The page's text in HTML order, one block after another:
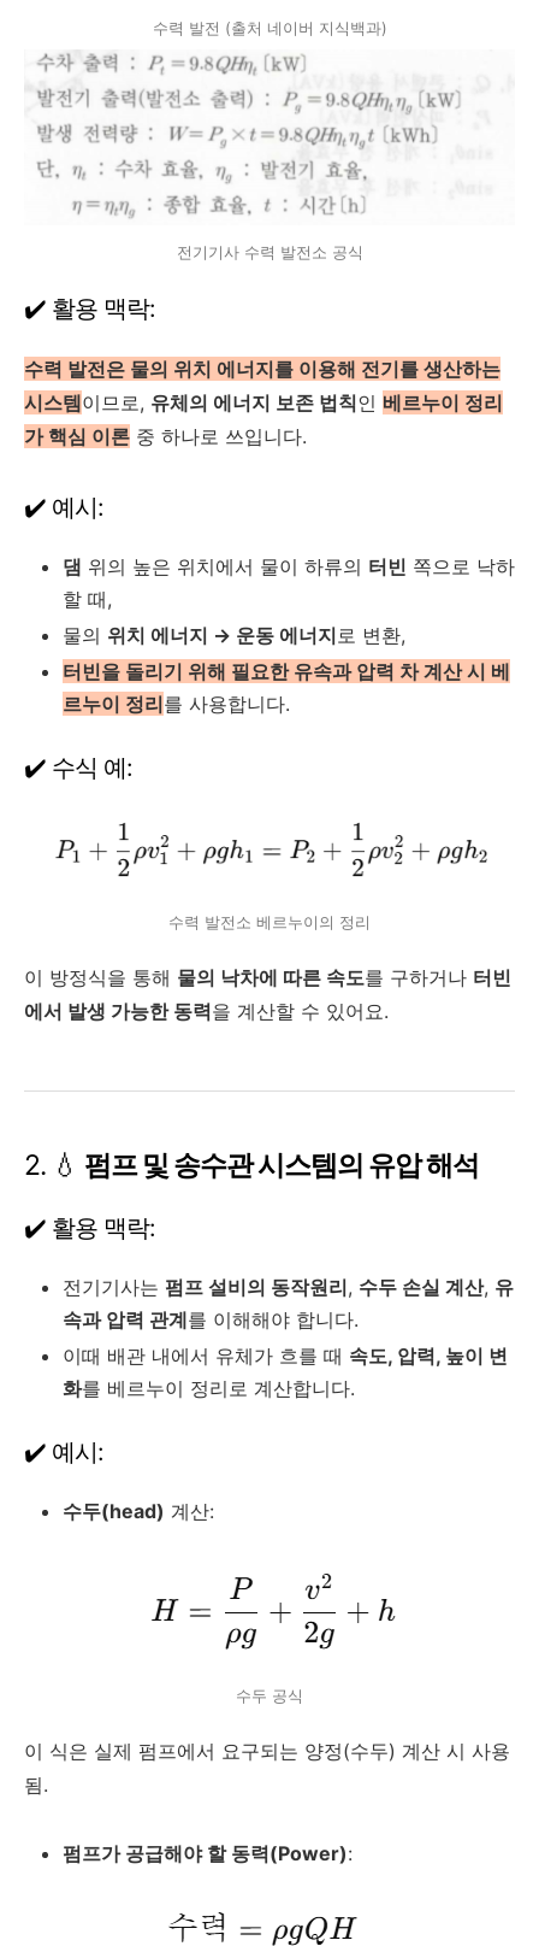
수력 발전 (출처 네이버 지식백과)
전기기사 수력 발전소 공식
✔️ 활용 맥락:
수력 발전은 물의 위치 에너지를 이용해 전기를 생산하는
시스템이므로, 유체의 에너지 보존 법칙인 베르누이 정리
가 핵심 이론 중 하나로 쓰입니다.
✔️ 예시:
댐 위의 높은 위치에서 물이 하류의 터빈 쪽으로 낙하
할 때,
물의 위치 에너지 → 운동 에너지로 변환,
터빈을 돌리기 위해 필요한 유속과 압력 차 계산 시 베
르누이 정리를 사용합니다.
✔️ 수식 예:
수력 발전소 베르누이의 정리
이 방정식을 통해 물의 낙차에 따른 속도를 구하거나 터빈
에서 발생 가능한 동력을 계산할 수 있어요.
2. 💧 펌프 및 송수관 시스템의 유압 해석
✔️ 활용 맥락:
전기기사는 펌프 설비의 동작원리, 수두 손실 계산, 유
속과 압력 관계를 이해해야 합니다.
이때 배관 내에서 유체가 흐를 때 속도, 압력, 높이 변
화를 베르누이 정리로 계산합니다.
✔️ 예시:
수두(head) 계산:
수두 공식
이 식은 실제 펌프에서 요구되는 양정(수두) 계산 시 사용
됨.
펌프가 공급해야 할 동력(Power):